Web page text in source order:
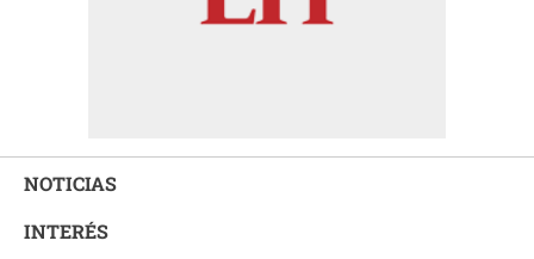
NOTICIAS
INTERÉS